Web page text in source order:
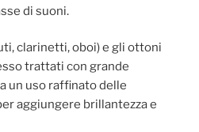
di suoni.
clarinetti, oboi) e gli ottoni
trattati con grande
un uso raffinato delle
aggiungere brillantezza e